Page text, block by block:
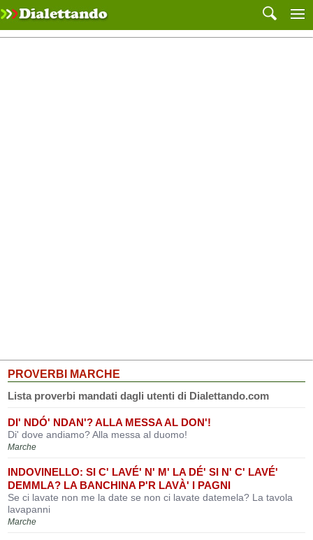
PROVERBI MARCHE
Lista proverbi mandati dagli utenti di Dialettando.com
DI' NDÓ' NDAN'? ALLA MESSA AL DON'!
Di' dove andiamo? Alla messa al duomo!
Marche
INDOVINELLO: SI C' LAVÉ' N' M' LA DÉ' SI N' C' LAVÉ'
DEMMLA? LA BANCHINA P'R LAVÀ' I PAGNI
Se ci lavate non me la date se non ci lavate datemela? La tavola
lavapanni
Marche